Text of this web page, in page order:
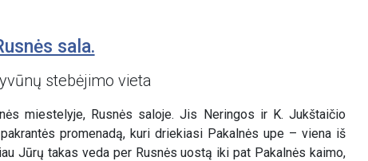
sala.
stebėjimo vieta
miestelyje, Rusnės saloje. Jis Neringos ir K. Jukštaičio
promenadą, kuri driekiasi Pakalnės upe – viena iš
Jūrų takas veda per Rusnės uostą iki pat Pakalnės kaimo,